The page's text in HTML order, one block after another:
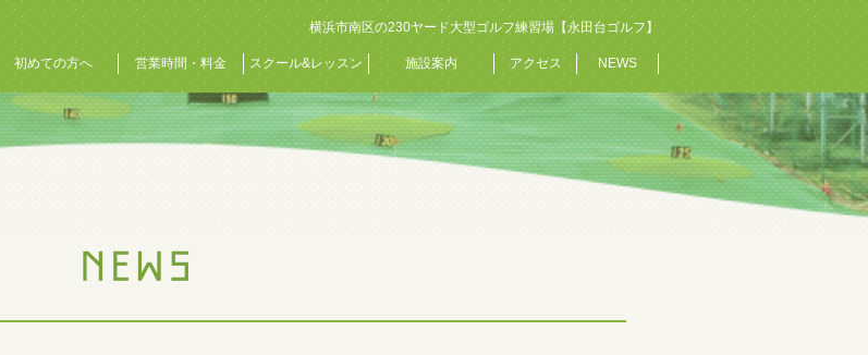
横浜市南区の230ヤード大型ゴルフ練習場【永田台ゴルフ】
初めての方へ 営業時間・料金 スクール&レッスン 施設案内 アクセス NEWS